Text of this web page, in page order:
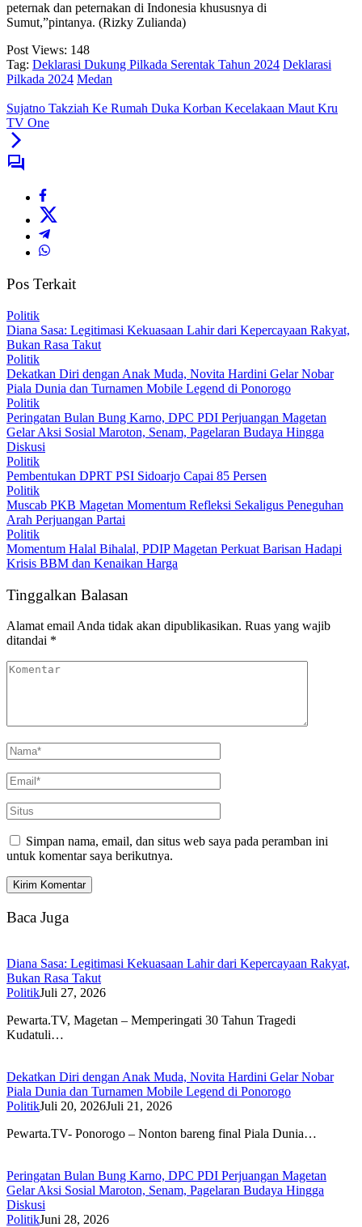
peternak dan peternakan di Indonesia khususnya di
Sumut,”pintanya. (Rizky Zulianda)
Post Views: 148
Tag: Deklarasi Dukung Pilkada Serentak Tahun 2024 Deklarasi
Pilkada 2024 Medan
Sujatno Takziah Ke Rumah Duka Korban Kecelakaan Maut Kru
TV One
Pos Terkait
Politik
Diana Sasa: Legitimasi Kekuasaan Lahir dari Kepercayaan Rakyat,
Bukan Rasa Takut
Politik
Dekatkan Diri dengan Anak Muda, Novita Hardini Gelar Nobar
Piala Dunia dan Turnamen Mobile Legend di Ponorogo
Politik
Peringatan Bulan Bung Karno, DPC PDI Perjuangan Magetan
Gelar Aksi Sosial Maroton, Senam, Pagelaran Budaya Hingga
Diskusi
Politik
Pembentukan DPRT PSI Sidoarjo Capai 85 Persen
Politik
Muscab PKB Magetan Momentum Refleksi Sekaligus Peneguhan
Arah Perjuangan Partai
Politik
Momentum Halal Bihalal, PDIP Magetan Perkuat Barisan Hadapi
Krisis BBM dan Kenaikan Harga
Tinggalkan Balasan
Alamat email Anda tidak akan dipublikasikan. Ruas yang wajib
ditandai *
Simpan nama, email, dan situs web saya pada peramban ini
untuk komentar saya berikutnya.
Baca Juga
Diana Sasa: Legitimasi Kekuasaan Lahir dari Kepercayaan Rakyat,
Bukan Rasa Takut
PolitikJuli 27, 2026
Pewarta.TV, Magetan – Memperingati 30 Tahun Tragedi
Kudatuli…
Dekatkan Diri dengan Anak Muda, Novita Hardini Gelar Nobar
Piala Dunia dan Turnamen Mobile Legend di Ponorogo
PolitikJuli 20, 2026Juli 21, 2026
Pewarta.TV- Ponorogo – Nonton bareng final Piala Dunia…
Peringatan Bulan Bung Karno, DPC PDI Perjuangan Magetan
Gelar Aksi Sosial Maroton, Senam, Pagelaran Budaya Hingga
Diskusi
PolitikJuni 28, 2026